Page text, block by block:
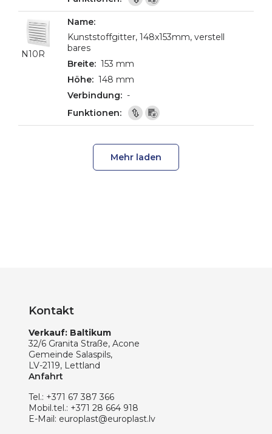
N10R
Kunststoffgitter, 148x153mm, verstell
bares
153 mm
148 mm
-
Mehr laden
Kontakt
Verkauf: Baltikum
32/6 Granita Straße, Acone
Gemeinde Salaspils,
LV-2119, Lettland
Anfahrt
Tel.: +371 67 387 366
Mobil.tel.: +371 28 664 918
E-Mail: europlast@europlast.lv